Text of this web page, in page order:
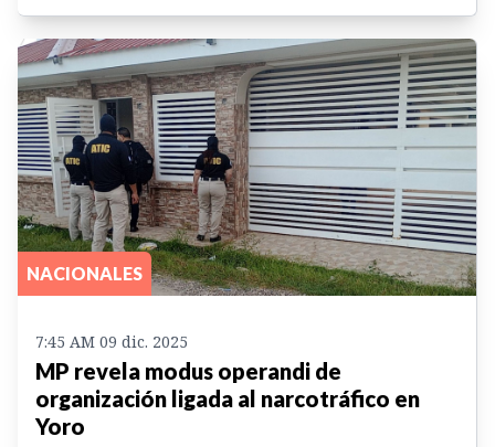
NACIONALES
7:45 AM 09 dic. 2025
MP revela modus operandi de
organización ligada al narcotráfico en
Yoro